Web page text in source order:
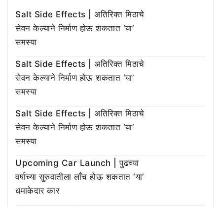
Salt Side Effects | अतिरिक्त मिठाचे
सेवन केल्याने निर्माण होऊ शकतात ‘या’
समस्या
Salt Side Effects | अतिरिक्त मिठाचे
सेवन केल्याने निर्माण होऊ शकतात ‘या’
समस्या
Salt Side Effects | अतिरिक्त मिठाचे
सेवन केल्याने निर्माण होऊ शकतात ‘या’
समस्या
Upcoming Car Launch | पुढच्या
वर्षाच्या सुरुवातीला लाँच होऊ शकतात ‘या’
धमाकेदार कार